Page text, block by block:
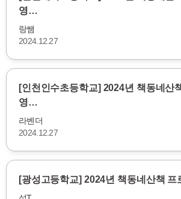
영…
랑쌤
2024.12.27
[인천인수초등학교] 2024년 책동네산
영…
라벤더
2024.12.27
[광성고등학교] 2024년 책동네산책